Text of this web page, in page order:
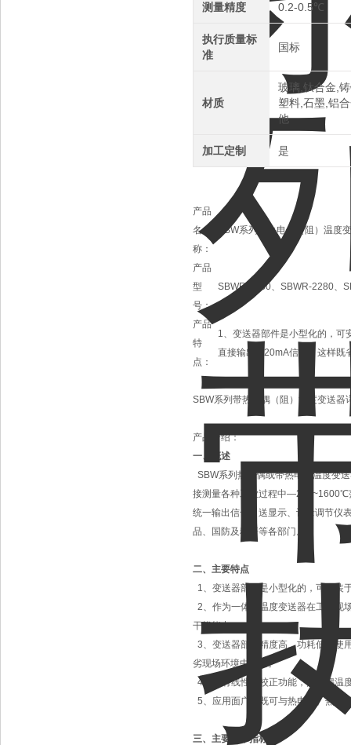
测量精度 0.2-0.5℃
执行质量标
准
国标
材质
玻璃,钛合金,
塑料,石墨,铝
他
加工定制 是
产品
名
称：
SBW系列带热电偶（阻）温度
产品
型
号：
SBWR-2180、SBWR-2280、
产品
特
点：
1、变送器部件是小型化的，可
直接输出4-20mA信号，这样既
SBW系列带热电偶（阻）温度变送器
产品介绍：
一、概述
SBW系列热电偶或带热电阻温度变
接测量各种工业过程中—200~1600℃
统一输出信号，送显示、记录调节仪
品、国防及科研等各部门。
二、主要特点
1、变送器部件是小型化的，可安装
2、作为一体化温度变送器在工业现
干扰能力。
3、变送器部件精度高、功耗低，使
劣现场环境中使用。
4、具有线性化校正功能，热电偶温
5、应用面广，既可与热电偶、热电
三、主要技术指标